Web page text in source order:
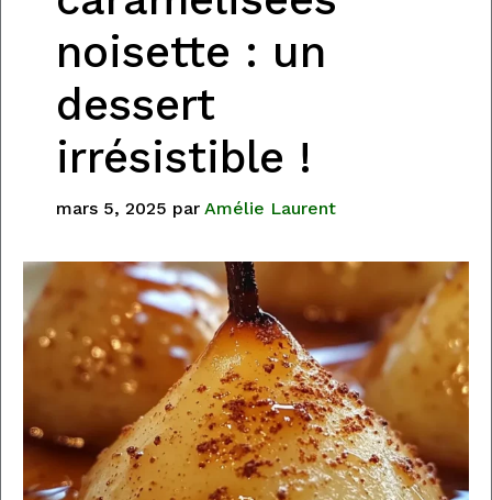
noisette : un
dessert
irrésistible !
mars 5, 2025 par Amélie Laurent